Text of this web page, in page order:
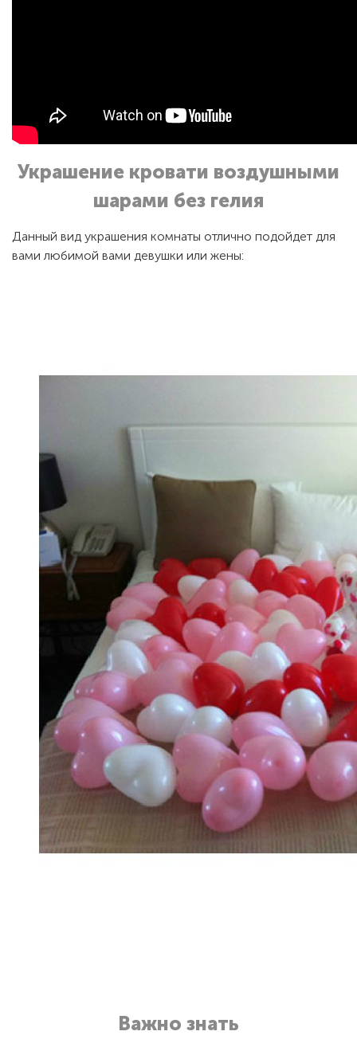
Украшение кровати воздушными
шарами без гелия
Данный вид украшения комнаты отлично подойдет для
вами любимой вами девушки или жены:
Важно знать